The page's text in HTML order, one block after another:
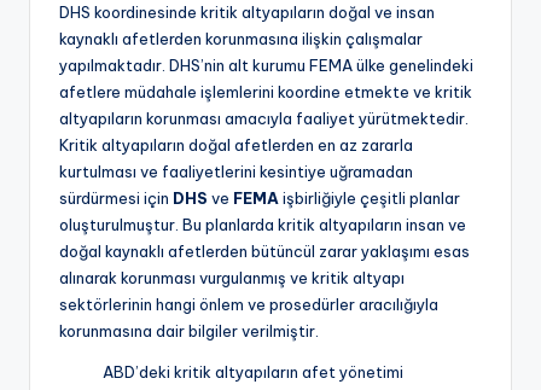
DHS koordinesinde kritik altyapıların doğal ve insan
kaynaklı afetlerden korunmasına ilişkin çalışmalar
yapılmaktadır. DHS’nin alt kurumu FEMA ülke genelindeki
afetlere müdahale işlemlerini koordine etmekte ve kritik
altyapıların korunması amacıyla faaliyet yürütmektedir.
Kritik altyapıların doğal afetlerden en az zararla
kurtulması ve faaliyetlerini kesintiye uğramadan
sürdürmesi için DHS ve FEMA işbirliğiyle çeşitli planlar
oluşturulmuştur. Bu planlarda kritik altyapıların insan ve
doğal kaynaklı afetlerden bütüncül zarar yaklaşımı esas
alınarak korunması vurgulanmış ve kritik altyapı
sektörlerinin hangi önlem ve prosedürler aracılığıyla
korunmasına dair bilgiler verilmiştir.
ABD’deki kritik altyapıların afet yönetimi